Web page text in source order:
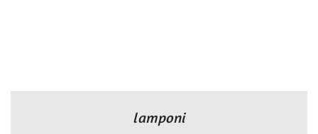
lamponi